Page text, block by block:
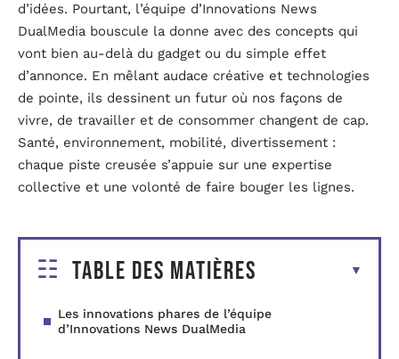
d’idées. Pourtant, l’équipe d’Innovations News
DualMedia bouscule la donne avec des concepts qui
vont bien au-delà du gadget ou du simple effet
d’annonce. En mêlant audace créative et technologies
de pointe, ils dessinent un futur où nos façons de
vivre, de travailler et de consommer changent de cap.
Santé, environnement, mobilité, divertissement :
chaque piste creusée s’appuie sur une expertise
collective et une volonté de faire bouger les lignes.
Table des matières
Les innovations phares de l’équipe
d’Innovations News DualMedia